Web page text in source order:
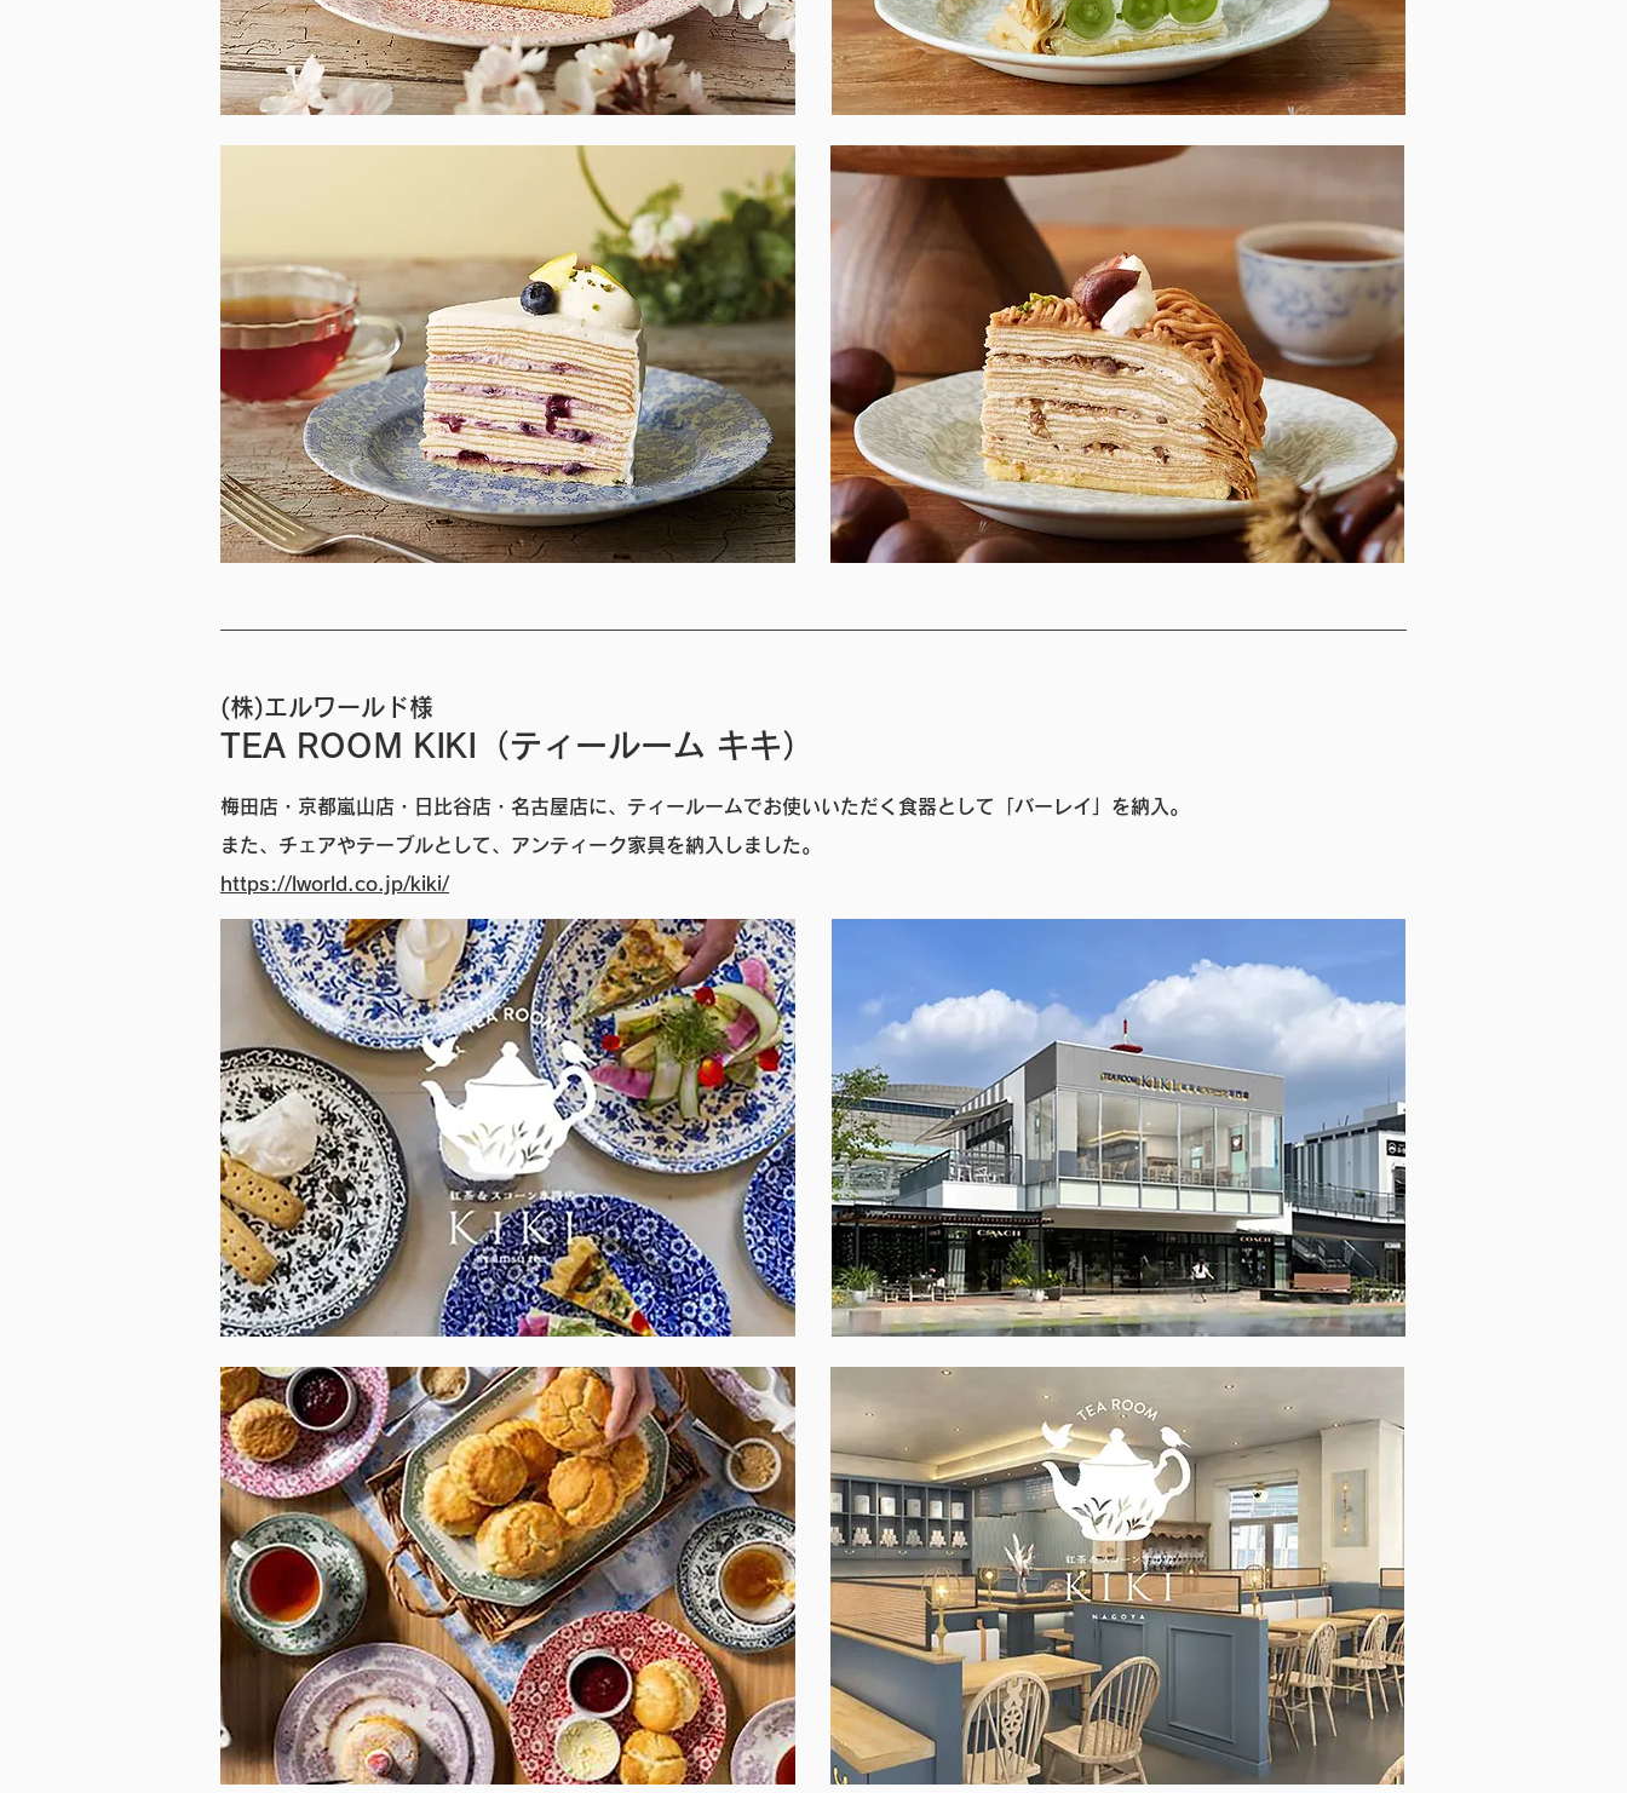
(株)エルワールド様
TEA ROOM KIKI（ティールーム キキ）
梅田店・京都嵐山店・日比谷店・名古屋店に、ティールームでお使いいただく食器として「バーレイ」を納入。
また、チェアやテーブルとして、アンティーク家具を納入しました。
https://lworld.co.jp/kiki/